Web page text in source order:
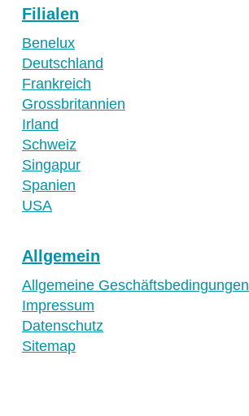
Filialen
Benelux
Deutschland
Frankreich
Grossbritannien
Irland
Schweiz
Singapur
Spanien
USA
Allgemein
Allgemeine Geschäftsbedingungen
Impressum
Datenschutz
Sitemap